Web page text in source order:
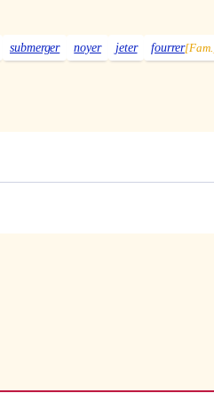
submerger noyer jeter fourrer